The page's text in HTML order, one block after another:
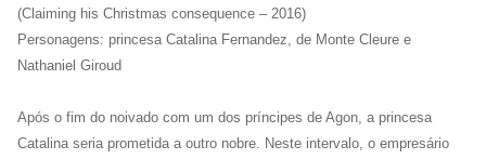
(Claiming his Christmas consequence – 2016)
Personagens: princesa Catalina Fernandez, de Monte Cleure e
Nathaniel Giroud
Após o fim do noivado com um dos príncipes de Agon, a princesa
Catalina seria prometida a outro nobre. Neste intervalo, o empresário